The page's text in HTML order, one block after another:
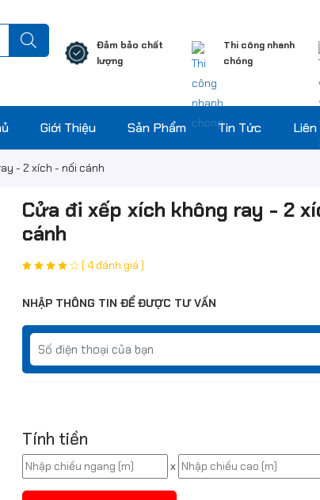
Đảm bảo chất
lượng
Thi công nhanh
chóng
Giới Thiệu Sản Phẩm Tin Tức Liên
- 2 xích - nối cánh
Cửa đi xếp xích không ray - 2
cánh
( 4 đánh giá )
NHẬP THÔNG TIN ĐỂ ĐƯỢC TƯ VẤN
Tính tiền
x